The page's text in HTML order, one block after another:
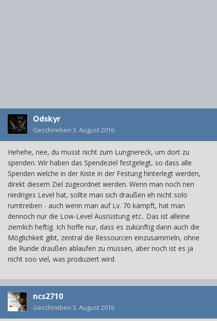
Odskyr
Geschrieben 3. August 2016
Hehehe, nee, du musst nicht zum Lungnereck, um dort zu
spenden. Wir haben das Spendeziel festgelegt, so dass alle
Spenden welche in der Kiste in der Festung hinterlegt werden,
direkt diesem Ziel zugeordnet werden. Wenn man noch nen
niedriges Level hat, sollte man sich draußen eh nicht solo
rumtreiben - auch wenn man auf Lv. 70 kämpft, hat man
dennoch nur die Low-Level Ausrüstung etc.. Das ist alleine
ziemlich heftig. Ich hoffe nur, dass es zukünftig dann auch die
Möglichkeit gibt, zentral die Ressourcen einzusammeln, ohne
die Runde draußen ablaufen zu müssen, aber noch ist es ja
nicht soo viel, was produziert wird.
ncs2710
Geschrieben 3. August 2016